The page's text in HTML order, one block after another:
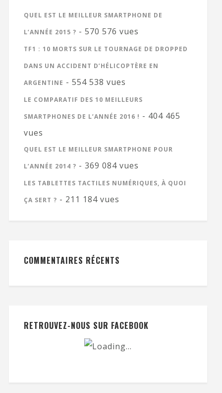
QUEL EST LE MEILLEUR SMARTPHONE DE
L’ANNÉE 2015 ? - 570 576 vues
TF1 : 10 MORTS SUR LE TOURNAGE DE DROPPED
DANS UN ACCIDENT D’HÉLICOPTÈRE EN
ARGENTINE - 554 538 vues
LE COMPARATIF DES 10 MEILLEURS
SMARTPHONES DE L’ANNÉE 2016 ! - 404 465
vues
QUEL EST LE MEILLEUR SMARTPHONE POUR
L’ANNÉE 2014 ? - 369 084 vues
LES TABLETTES TACTILES NUMÉRIQUES, À QUOI
ÇA SERT ? - 211 184 vues
COMMENTAIRES RÉCENTS
RETROUVEZ-NOUS SUR FACEBOOK